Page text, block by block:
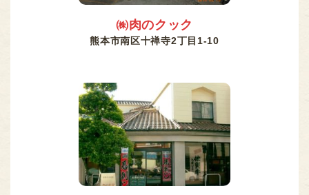
㈱肉のクック
熊本市南区十禅寺2丁目1-10